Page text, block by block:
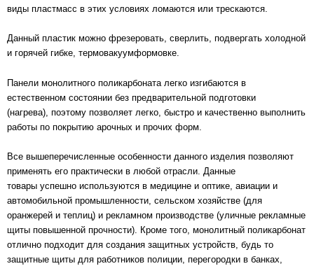
виды пластмасс в этих условиях ломаются или трескаются.
Данный пластик можно фрезеровать, сверлить, подвергать холодной
и горячей гибке, термовакуумформовке.
Панели монолитного поликарбоната легко изгибаются в
естественном состоянии без предварительной подготовки
(нагрева), поэтому позволяет легко, быстро и качественно выполнить
работы по покрытию арочных и прочих форм.
Все вышеперечисленные особенности данного изделия позволяют
применять его практически в любой отрасли. Данные
товары успешно используются в медицине и оптике, авиации и
автомобильной промышленности, сельском хозяйстве (для
оранжерей и теплиц) и рекламном производстве (уличные рекламные
щиты повышенной прочности). Кроме того, монолитный поликарбонат
отлично подходит для создания защитных устройств, будь то
защитные щиты для работников полиции, перегородки в банках,